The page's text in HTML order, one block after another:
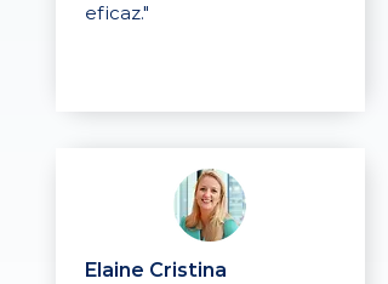
eficaz."
Elaine Cristina